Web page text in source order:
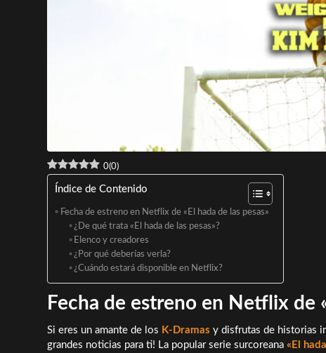
0(0)
Índice de Contenido
Fecha de estreno en Netflix de «El hada de las pesas»
¿De qué trata «El hada de las pesas»?
Elenco y creadores
¿Por qué deberías verla?
¿Cuándo estará disponible en Netflix?
Fecha de estreno en Netflix de
Si eres un amante de los K-Dramas y disfrutas de historias
grandes noticias para ti! La popular serie surcoreana «El